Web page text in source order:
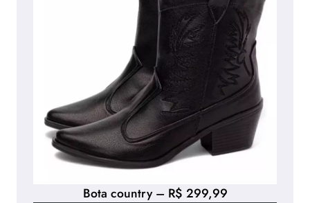
Bota country – R$ 299,99